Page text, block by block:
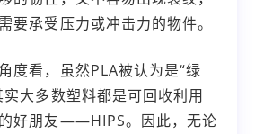
要承受压力或冲击力的物件。
度看，虽然PLA被认为是“绿
实大多数塑料都是可回收利用
好朋友——HIPS。因此，无论